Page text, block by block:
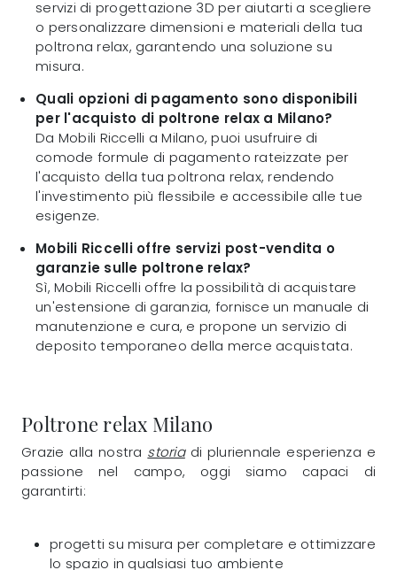
Poltrone relax Milano
Grazie alla nostra storiadi pluriennale esperienza e
passione nel campo, oggi siamo capaci di
garantirti:
progetti su misura per completare e ottimizzare
lo spazio in qualsiasi tuo ambiente
servizi di progettazione 3D per aiutarti a scegliere
o personalizzare dimensioni e materiali della tua
poltrona relax, garantendo una soluzione su
misura.
Quali opzioni di pagamento sono disponibili
per l'acquisto di poltrone relax a Milano?
Da Mobili Riccelli a Milano, puoi usufruire di
comode formule di pagamento rateizzate per
l'acquisto della tua poltrona relax, rendendo
l'investimento più flessibile e accessibile alle tue
esigenze.
Mobili Riccelli offre servizi post-vendita o
garanzie sulle poltrone relax?
Sì, Mobili Riccelli offre la possibilità di acquistare
un'estensione di garanzia, fornisce un manuale di
manutenzione e cura, e propone un servizio di
deposito temporaneo della merce acquistata.